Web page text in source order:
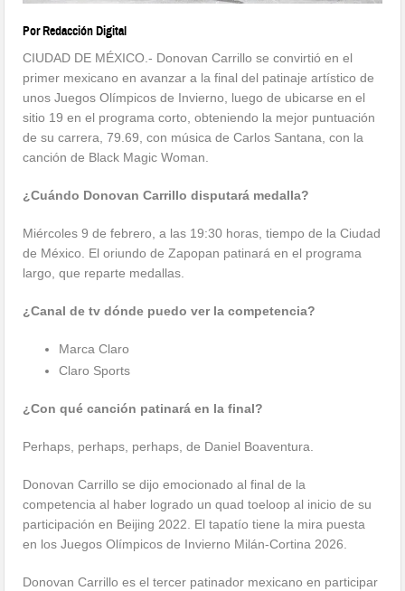
Por Redacción Digital
CIUDAD DE MÉXICO.- Donovan Carrillo se convirtió en el
primer mexicano en avanzar a la final del patinaje artístico de
unos Juegos Olímpicos de Invierno, luego de ubicarse en el
sitio 19 en el programa corto, obteniendo la mejor puntuación
de su carrera, 79.69, con música de Carlos Santana, con la
canción de Black Magic Woman.
¿Cuándo Donovan Carrillo disputará medalla?
Miércoles 9 de febrero, a las 19:30 horas, tiempo de la Ciudad
de México. El oriundo de Zapopan patinará en el programa
largo, que reparte medallas.
¿Canal de tv dónde puedo ver la competencia?
Marca Claro
Claro Sports
¿Con qué canción patinará en la final?
Perhaps, perhaps, perhaps, de Daniel Boaventura.
Donovan Carrillo se dijo emocionado al final de la
competencia al haber logrado un quad toeloop al inicio de su
participación en Beijing 2022. El tapatío tiene la mira puesta
en los Juegos Olímpicos de Invierno Milán-Cortina 2026.
Donovan Carrillo es el tercer patinador mexicano en participar